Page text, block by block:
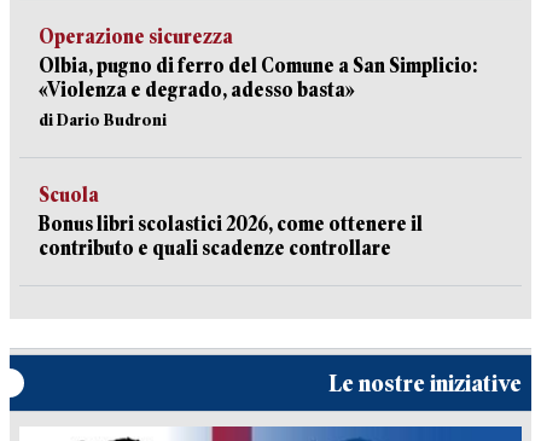
Operazione sicurezza
Olbia, pugno di ferro del Comune a San Simplicio:
«Violenza e degrado, adesso basta»
di Dario Budroni
Scuola
Bonus libri scolastici 2026, come ottenere il
contributo e quali scadenze controllare
Le nostre iniziative